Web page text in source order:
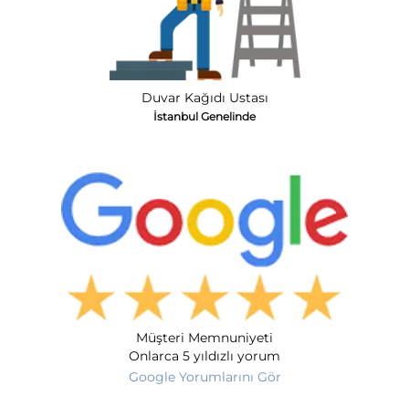
Duvar Kağıdı Ustası
İstanbul Genelinde
Müşteri Memnuniyeti
Onlarca 5 yıldızlı yorum
Google Yorumlarını Gör